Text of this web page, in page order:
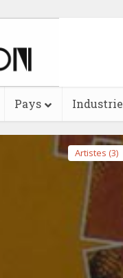
Pays Industrie
Artistes (3)